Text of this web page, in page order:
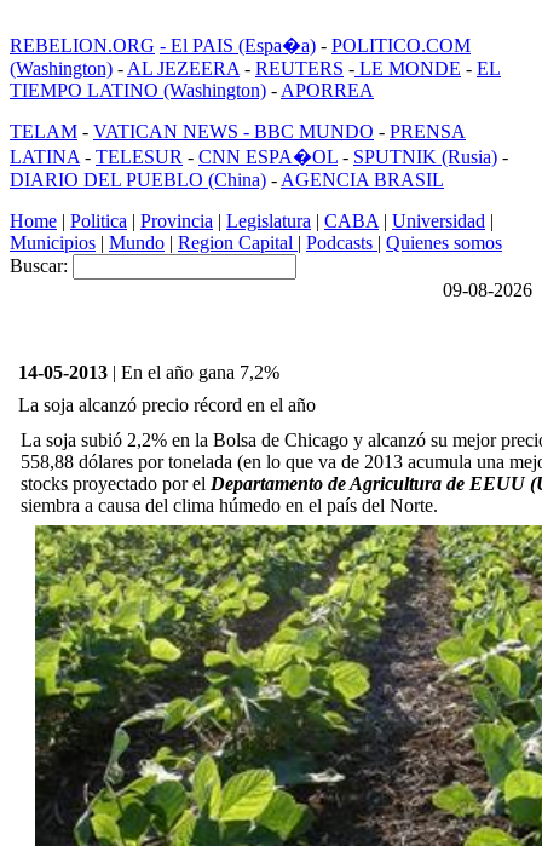
REBELION.ORG - El PAIS (Espa�a) - POLITICO.COM
(Washington) - AL JEZEERA - REUTERS - LE MONDE - EL
TIEMPO LATINO (Washington) - APORREA
TELAM - VATICAN NEWS - BBC MUNDO - PRENSA
LATINA - TELESUR - CNN ESPA�OL - SPUTNIK (Rusia) -
DIARIO DEL PUEBLO (China) - AGENCIA BRASIL
Home | Politica | Provincia | Legislatura | CABA | Universidad |
Municipios | Mundo | Region Capital | Podcasts | Quienes somos
Buscar:
09-08-2026
14-05-2013 | En el año gana 7,2%
La soja alcanzó precio récord en el año
La soja subió 2,2% en la Bolsa de Chicago y alcanzó su mejor
558,88 dólares por tonelada (en lo que va de 2013 acumula una
stocks proyectado por el Departamento de Agricultura de EEUU
siembra a causa del clima húmedo en el país del Norte.